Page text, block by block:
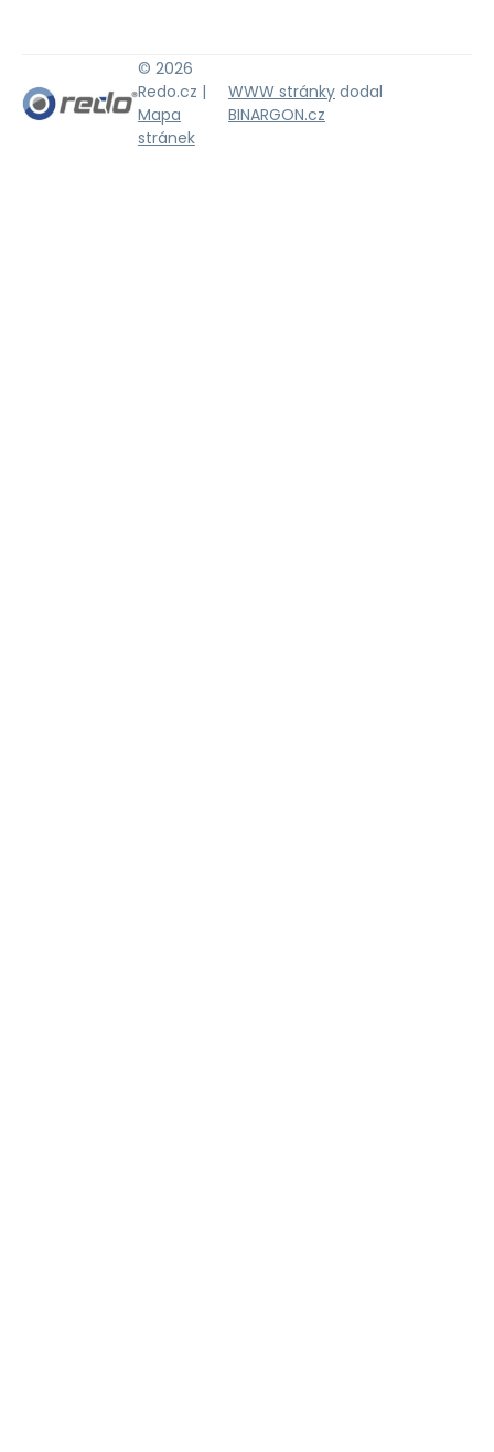
© 2026
Redo.cz |
Mapa
stránek
WWW stránky dodal
BINARGON.cz